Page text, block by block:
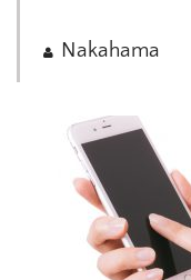
Nakahama